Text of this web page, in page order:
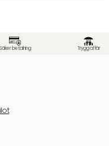
Säker betalning Trygg affär